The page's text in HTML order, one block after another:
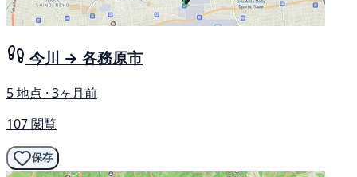
今川 → 各務原市
5 地点 · 3ヶ月前
107 閲覧
保存